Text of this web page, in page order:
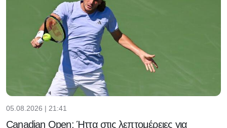
05.08.2026 | 21:41
Canadian Open: Ήττα στις λεπτομέρειες για